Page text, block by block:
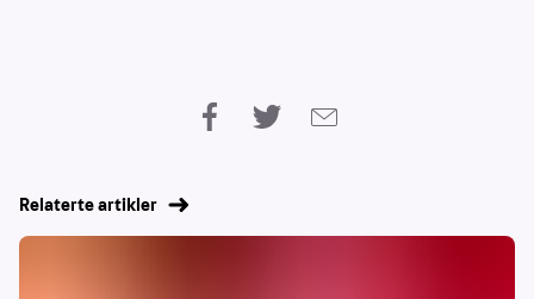
Relaterte artikler